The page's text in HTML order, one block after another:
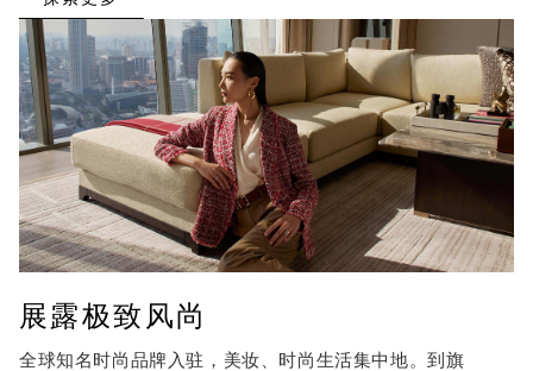
展露极致风尚
全球知名时尚品牌入驻，美妆、时尚生活集中地。到旗